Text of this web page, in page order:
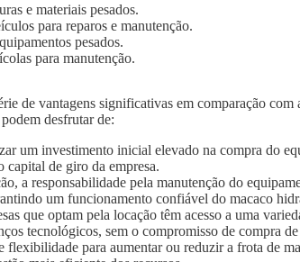
e materiais pesados.
para reparos e manutenção.
pesados.
para manutenção.
de vantagens significativas em comparação
desfrutar de:
um investimento inicial elevado na compra do
capital de giro da empresa.
a responsabilidade pela manutenção do
um funcionamento confiável do macaco
que optam pela locação têm acesso a uma
tecnológicos, sem o compromisso de compra
flexibilidade para aumentar ou reduzir a frota de